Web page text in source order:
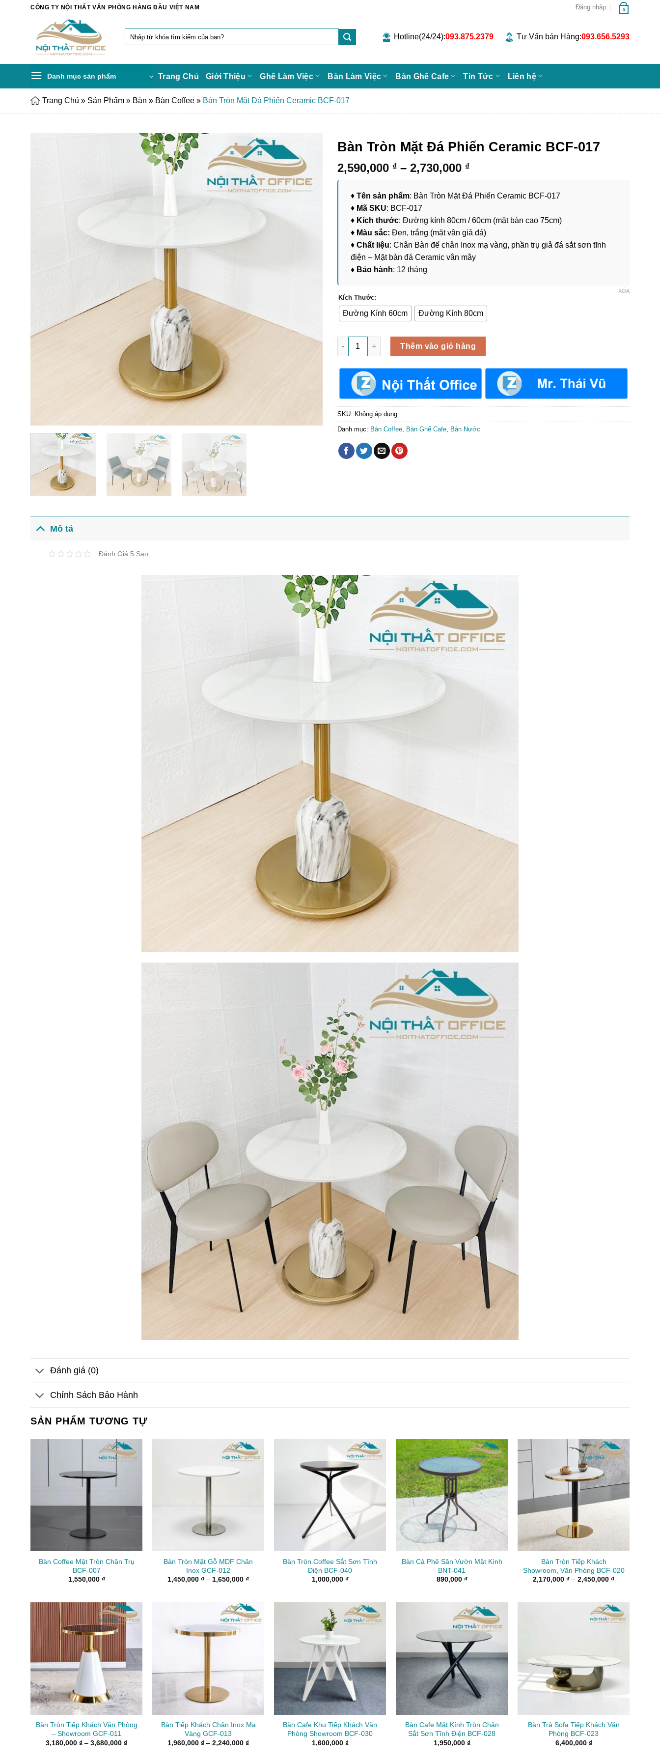
CÔNG TY NỘI THẤT VĂN PHÒNG HÀNG ĐẦU VIỆT NAM Đăng nhập 0
kiếm:
Hotline(24/24):093.875.2379 Tư Vấn bán Hàng:093.656.5293
Danh mục sản phẩm Trang Chủ Giới Thiệu Ghế Làm Việc Bàn Làm Việc Bàn Ghế Cafe Tin Tức Liên hệ
Trang Chủ » Sản Phẩm » Bàn » Bàn Coffee » Bàn Tròn Mặt Đá Phiến Ceramic BCF-017
Bàn Tròn Mặt Đá Phiến Ceramic BCF-017
2,590,000 ₫ – 2,730,000 ₫Khoảng
từ
2,590,000 ₫
đến
2,730,000 ₫
♦ Tên sản phẩm: Bàn Tròn Mặt Đá Phiến Ceramic BCF-017
♦ Mã SKU: BCF-017
♦ Kích thước: Đường kính 80cm / 60cm (mặt bàn cao 75cm)
♦ Màu sắc: Đen, trắng (mặt vân giả đá)
♦ Chất liệu: Chân Bàn đế chân Inox mạ vàng, phần trụ giả đá sắt sơn tĩnh
điện – Mặt bàn đá Ceramic vân mây
♦ Bảo hành: 12 tháng
Kích Thước:
Đường Kính 60cm Đường Kính 80cm
XÓA
Bàn Tròn Mặt Đá Phiến Ceramic BCF-017 số lượng
Thêm vào giỏ hàng
SKU: Không áp dụng
Danh mục: Bàn Coffee Bàn Ghế Cafe Bàn Nước
Mô tả
Đánh Giá 5 Sao
Đánh giá (0)
Chính Sách Bảo Hành
SẢN PHẨM TƯƠNG TỰ
Bàn Coffee Mặt Tròn Chân Trụ
BCF-007
1,550,000 ₫
Bàn Tròn Mặt Gỗ MDF Chân
Inox GCF-012
1,450,000 ₫ – 1,650,000 ₫Khoảng
đến
1,650,000 ₫
Bàn Tròn Coffee Sắt Sơn Tĩnh
Điện BCF-040
1,000,000 ₫
Bàn Cà Phê Sân Vườn Mặt Kính
BNT-041
890,000 ₫
Bàn Tròn Tiếp Khách
Showroom, Văn Phòng BCF-020
2,170,000 ₫ – 2,450,000 ₫Khoảng
đến
2,450,000 ₫
Bàn Tròn Tiếp Khách Văn Phòng
– Showroom GCF-011
3,180,000 ₫ – 3,680,000 ₫Khoảng
Bàn Tiếp Khách Chân Inox Mạ
Vàng GCF-013
1,960,000 ₫ – 2,240,000 ₫Khoảng
Bàn Cafe Khu Tiếp Khách Văn
Phòng Showroom BCF-030
1,600,000 ₫
Bàn Cafe Mặt Kính Tròn Chân
Sắt Sơn Tĩnh Điện BCF-028
1,950,000 ₫
Bàn Trà Sofa Tiếp Khách Văn
Phòng BCF-023
6,400,000 ₫